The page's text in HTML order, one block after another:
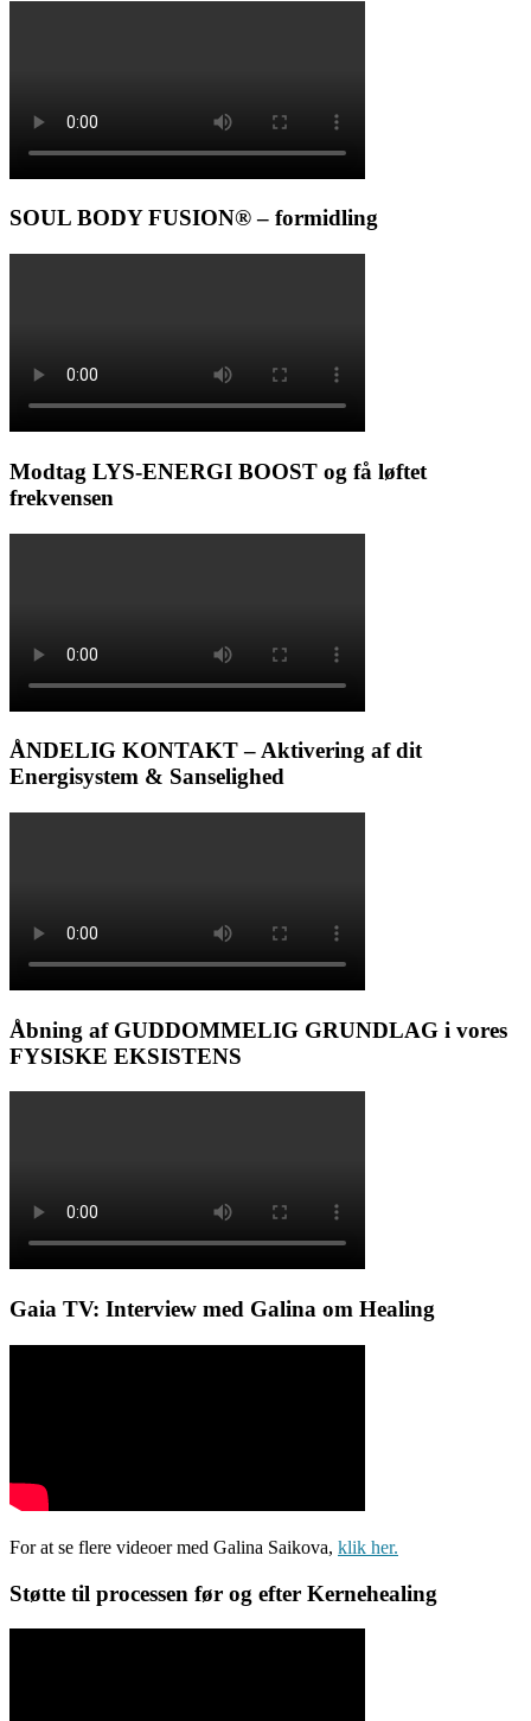
SOUL BODY FUSION® – formidling
Modtag LYS-ENERGI BOOST og få løftet
frekvensen
ÅNDELIG KONTAKT – Aktivering af dit
Energisystem & Sanselighed
Åbning af GUDDOMMELIG GRUNDLAG i vores
FYSISKE EKSISTENS
Gaia TV: Interview med Galina om Healing
For at se flere videoer med Galina Saikova, klik her.
Støtte til processen før og efter Kernehealing